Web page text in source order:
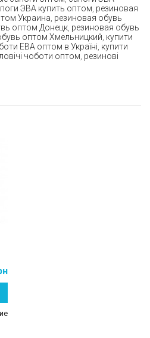
ЭВА купить оптом резиновая
Украина резиновая обувь
оптом Донецк резиновая обувь
оптом Хмельницкий купити
ЕВА оптом в Україні купити
чоботи оптом резинові